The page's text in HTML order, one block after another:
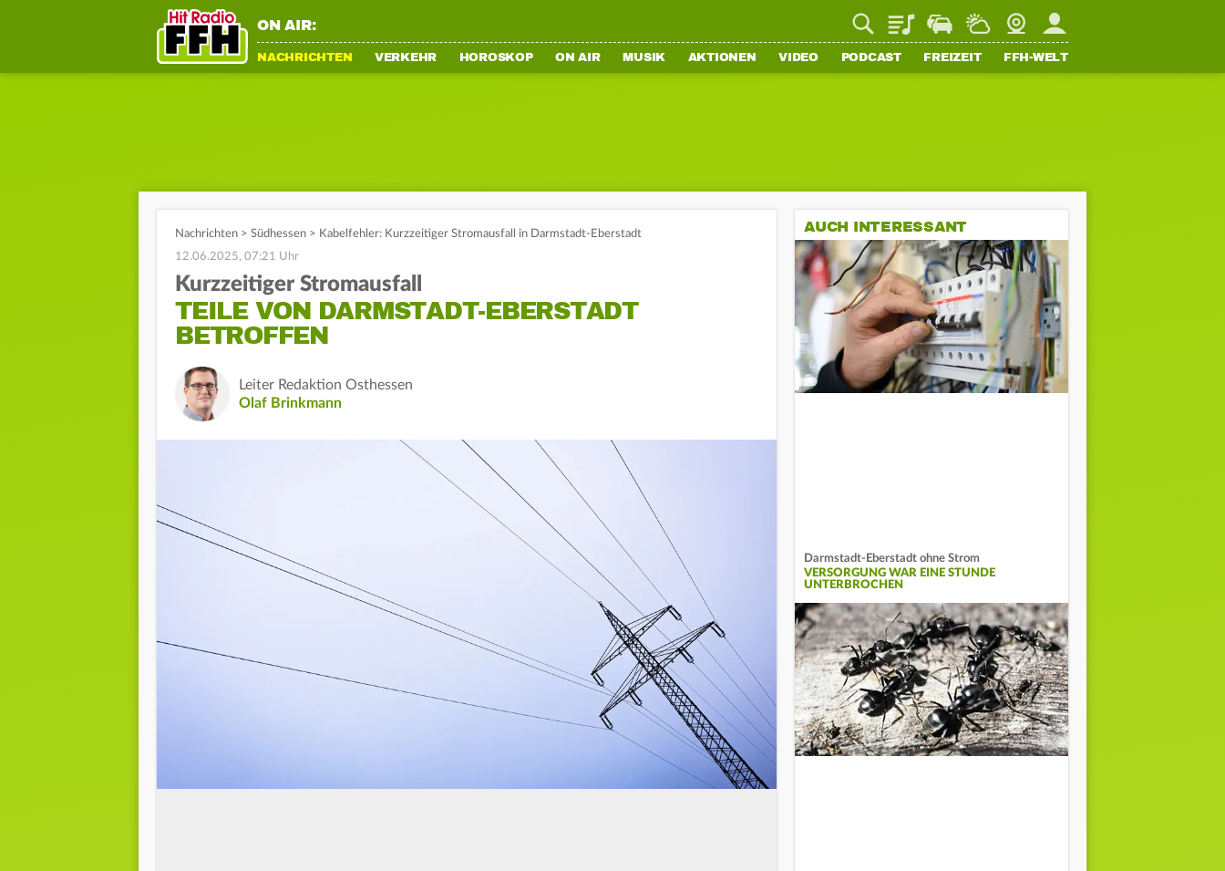
ON AIR: PlaylistStaupilotWetterWebcamMein FFH
NACHRICHTEN VERKEHR HOROSKOP ON AIR MUSIK AKTIONEN VIDEO PODCAST FREIZEIT FFH-WELT
Nachrichten > Südhessen > Kabelfehler: Kurzzeitiger Stromausfall in Darmstadt-Eberstadt
12.06.2025, 07:21 Uhr
Kurzzeitiger Stromausfall
TEILE VON DARMSTADT-EBERSTADT
BETROFFEN
Leiter Redaktion Osthessen
Olaf Brinkmann
AUCH INTERESSANT
Darmstadt-Eberstadt ohne Strom
VERSORGUNG WAR EINE STUNDE
UNTERBROCHEN